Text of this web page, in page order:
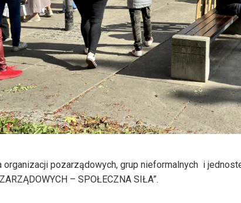
organizacji pozarządowych, grup nieformalnych i
– SPOŁECZNA SIŁA”.